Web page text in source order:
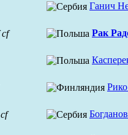
Ганич
cf Рак
cf